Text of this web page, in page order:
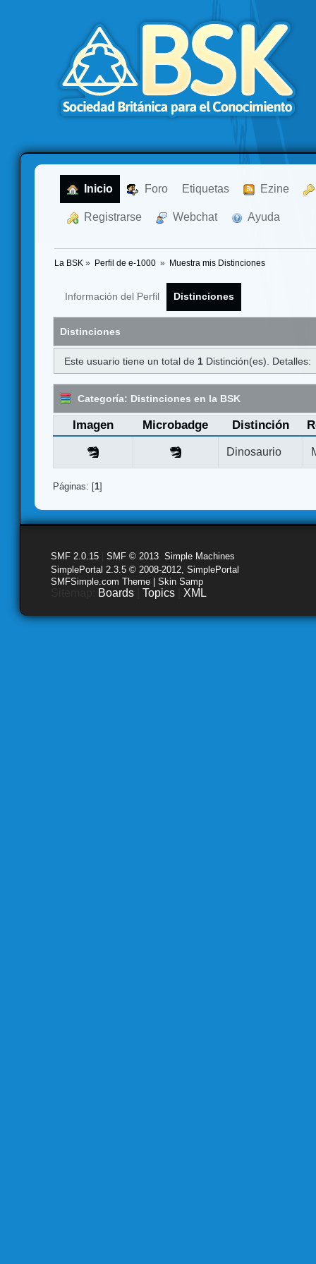
Inicio Foro Etiquetas Ezine
Registrarse Webchat Ayuda
La BSK » Perfil de e-1000 » Muestra mis Distinciones
Información del Perfil Distinciones
Distinciones
Este usuario tiene un total de 1 Distinción(es). Detalles:
Categoría: Distinciones en la BSK
Imagen Microbadge Distinción
Dinosaurio
Páginas: [1]
SMF 2.0.15 SMF © 2013 Simple Machines
SimplePortal 2.3.5 © 2008-2012, SimplePortal
SMFSimple.com Theme | Skin Samp
Boards Topics XML